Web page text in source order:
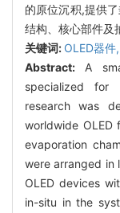
的原位沉积,提供
结构、核心部件及
关键词: OLED器件,
Abstract: A
specialized for
research was
worldwide OLED
evaporation
were arranged in
OLED devices
in-situ in the